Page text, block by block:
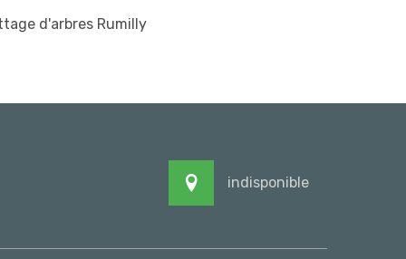
d'arbres Rumilly
indisponible